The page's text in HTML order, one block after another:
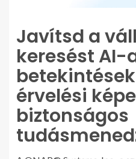
Javítsd a
keresést AI-
érvelési
biztonságos